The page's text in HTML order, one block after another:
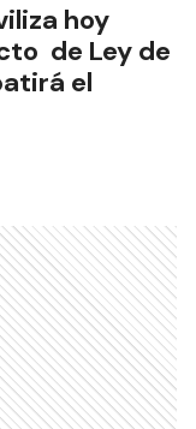
hoy
de Ley de
el